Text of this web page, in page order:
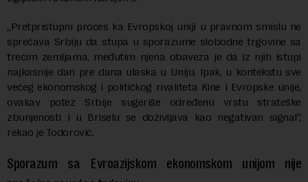
„Pretpristupni proces ka Evropskoj uniji u pravnom smislu ne
sprečava Srbiju da stupa u sporazume slobodne trgovine sa
trećim zemljama, međutim njena obaveza je da iz njih istupi
najkasnije dan pre dana ulaska u Uniju. Ipak, u kontekstu sve
većeg ekonomskog i političkog rivaliteta Kine i Evropske unije,
ovakav potez Srbije sugeriše određenu vrstu strateške
zbunjenosti i u Briselu se doživljava kao negativan signal“,
rekao je Todorović.
Sporazum sa Evroazijskom ekonomskom unijom nije